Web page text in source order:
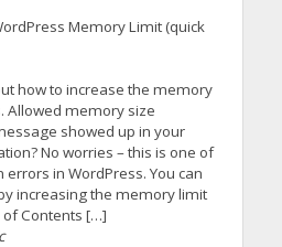
Memory Limit (quick
how to increase the memory
Allowed memory size
showed up in your
No worries – this is one of
in WordPress. You can
increasing the memory limit
of Contents […]